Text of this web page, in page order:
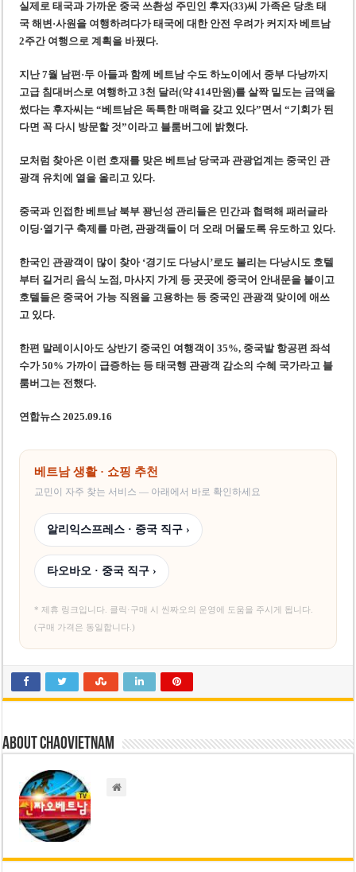
실제로 태국과 가까운 중국 쓰촨성 주민인 후자(33)씨 가족은 당초 태
국 해변·사원을 여행하려다가 태국에 대한 안전 우려가 커지자 베트남
2주간 여행으로 계획을 바꿨다.
지난 7월 남편·두 아들과 함께 베트남 수도 하노이에서 중부 다낭까지
고급 침대버스로 여행하고 3천 달러(약 414만원)를 살짝 밑도는 금액을
썼다는 후자씨는 “베트남은 독특한 매력을 갖고 있다”면서 “기회가 된
다면 꼭 다시 방문할 것”이라고 블룸버그에 밝혔다.
모처럼 찾아온 이런 호재를 맞은 베트남 당국과 관광업계는 중국인 관
광객 유치에 열을 올리고 있다.
중국과 인접한 베트남 북부 꽝닌성 관리들은 민간과 협력해 패러글라
이딩·열기구 축제를 마련, 관광객들이 더 오래 머물도록 유도하고 있다.
한국인 관광객이 많이 찾아 ‘경기도 다낭시’로도 불리는 다낭시도 호텔
부터 길거리 음식 노점, 마사지 가게 등 곳곳에 중국어 안내문을 붙이고
호텔들은 중국어 가능 직원을 고용하는 등 중국인 관광객 맞이에 애쓰
고 있다.
한편 말레이시아도 상반기 중국인 여행객이 35%, 중국발 항공편 좌석
수가 50% 가까이 급증하는 등 태국행 관광객 감소의 수혜 국가라고 블
룸버그는 전했다.
연합뉴스 2025.09.16
베트남 생활 · 쇼핑 추천
교민이 자주 찾는 서비스 — 아래에서 바로 확인하세요
알리익스프레스 · 중국 직구 ›
타오바오 · 중국 직구 ›
* 제휴 링크입니다. 클릭·구매 시 씬짜오의 운영에 도움을 주시게 됩니다.
(구매 가격은 동일합니다.)
About chaovietnam